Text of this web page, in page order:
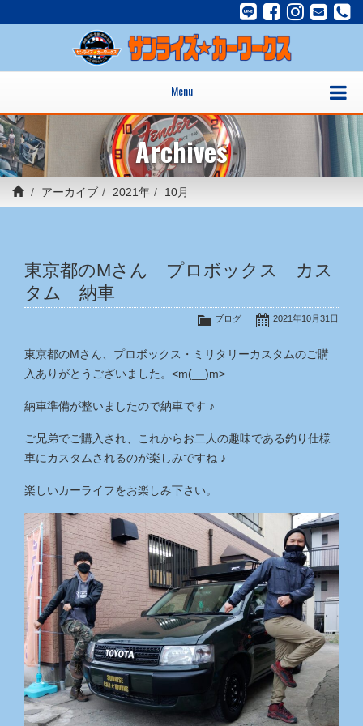
Menu
Archives
アーカイブ 2021年 10月
東京都のMさん プロボックス カス
タム 納車
2021年10月31日
ブログ
東京都のMさん、プロボックス・ミリタリーカスタムのご購
入ありがとうございました。<m(__)m>
納車準備が整いましたので納車です ♪
ご兄弟でご購入され、これからお二人の趣味である釣り仕様
車にカスタムされるのが楽しみですね ♪
楽しいカーライフをお楽しみ下さい。